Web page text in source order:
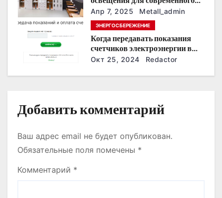
п
я
интерьера
Апр 7, 2025 Metall_admin
ЭНЕРГОСБЕРЕЖЕНИЕ
Когда передавать показания
счетчиков электроэнергии в
Дзержинске?
Окт 25, 2024 Redactor
Добавить комментарий
Ваш адрес email не будет опубликован.
Обязательные поля помечены *
Комментарий *